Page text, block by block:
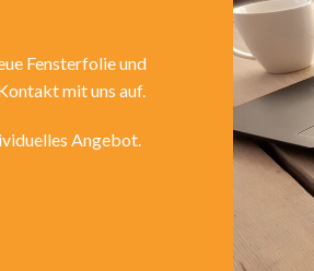
Fensterfolie und
mit uns auf.
Angebot.